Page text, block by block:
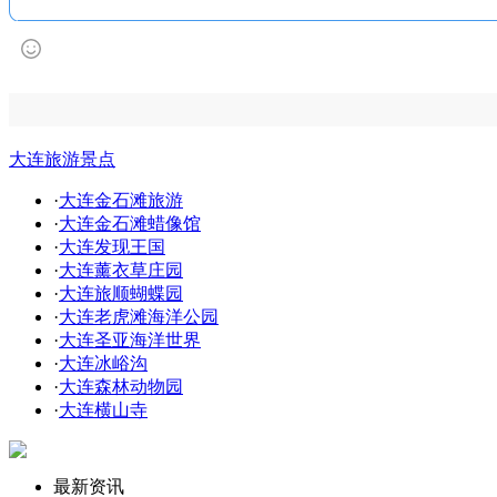
大连旅游景点
·大连金石滩旅游
·大连金石滩蜡像馆
·大连发现王国
·大连薰衣草庄园
·大连旅顺蝴蝶园
·大连老虎滩海洋公园
·大连圣亚海洋世界
·大连冰峪沟
·大连森林动物园
·大连横山寺
最新资讯